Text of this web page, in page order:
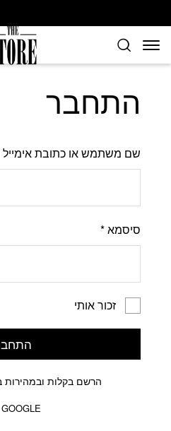
התחבר
שם משתמש או כתובת אימייל
סיסמא*
זכור אותי
הרשם בקלות
GOOGLE